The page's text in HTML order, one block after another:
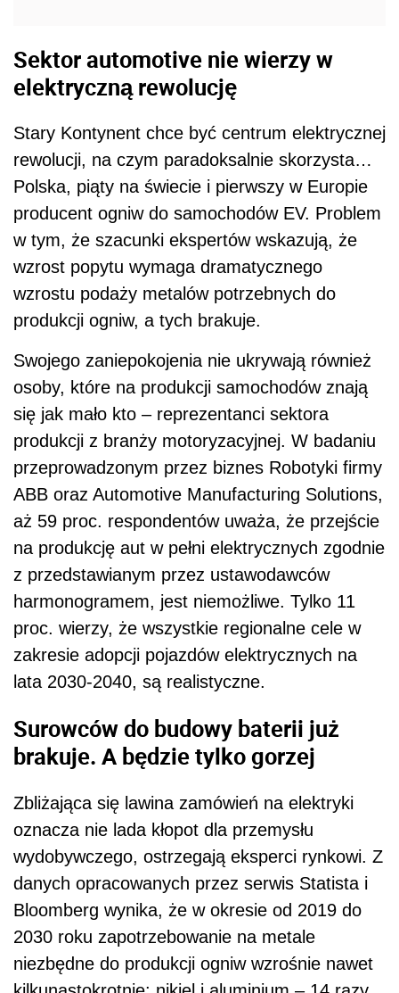
Sektor automotive nie wierzy w
elektryczną rewolucję
Stary Kontynent chce być centrum elektrycznej
rewolucji, na czym paradoksalnie skorzysta…
Polska, piąty na świecie i pierwszy w Europie
producent ogniw do samochodów EV. Problem
w tym, że szacunki ekspertów wskazują, że
wzrost popytu wymaga dramatycznego
wzrostu podaży metalów potrzebnych do
produkcji ogniw, a tych brakuje.
Swojego zaniepokojenia nie ukrywają również
osoby, które na produkcji samochodów znają
się jak mało kto – reprezentanci sektora
produkcji z branży motoryzacyjnej. W badaniu
przeprowadzonym przez biznes Robotyki firmy
ABB oraz Automotive Manufacturing Solutions,
aż 59 proc. respondentów uważa, że przejście
na produkcję aut w pełni elektrycznych zgodnie
z przedstawianym przez ustawodawców
harmonogramem, jest niemożliwe. Tylko 11
proc. wierzy, że wszystkie regionalne cele w
zakresie adopcji pojazdów elektrycznych na
lata 2030-2040, są realistyczne.
Surowców do budowy baterii już
brakuje. A będzie tylko gorzej
Zbliżająca się lawina zamówień na elektryki
oznacza nie lada kłopot dla przemysłu
wydobywczego, ostrzegają eksperci rynkowi. Z
danych opracowanych przez serwis Statista i
Bloomberg wynika, że w okresie od 2019 do
2030 roku zapotrzebowanie na metale
niezbędne do produkcji ogniw wzrośnie nawet